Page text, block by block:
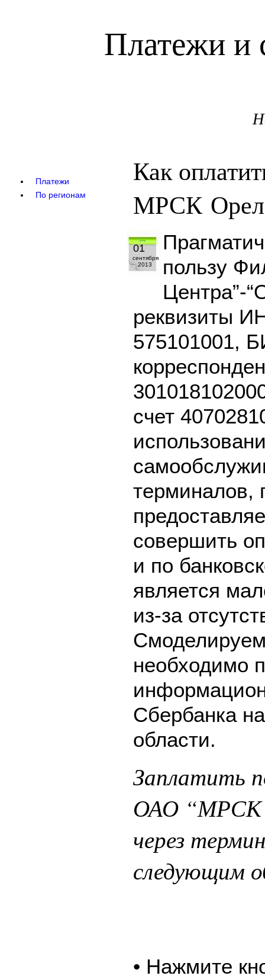
Платежи и
Платежи
По регионам
Как
МРСК
01
сентября
2013
пользу
Центра”-
реквизиты
575101001,
счет
терминалов,
совершить
и по
является
из-за
необходимо
Сбербанка
области.
Заплатить
ОАО “МРСК
через
следующим
• Нажмите